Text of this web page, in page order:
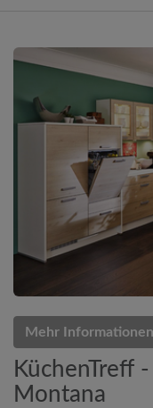
Mehr Informationen
KüchenTreff
Montana